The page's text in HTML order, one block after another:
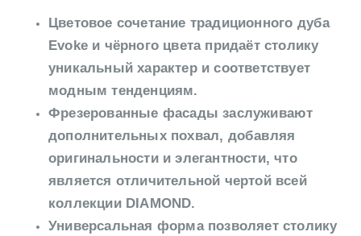
Цветовое сочетание традиционного дуба
Evoke и чёрного цвета придаёт столику
уникальный характер и соответствует
модным тенденциям.
Фрезерованные фасады заслуживают
дополнительных похвал, добавляя
оригинальности и элегантности, что
является отличительной чертой всей
коллекции DIAMOND.
Универсальная форма позволяет столику